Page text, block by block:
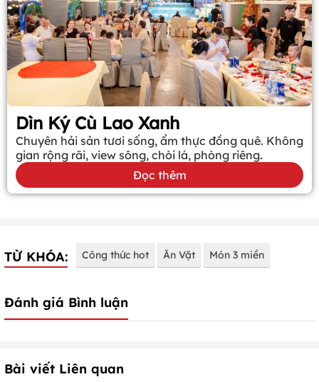
Dìn Ký Cù Lao Xanh
Chuyên hải sản tươi sống, ẩm thực đồng quê. Không
gian rộng rãi, view sông, chòi lá, phòng riêng.
Đọc thêm
TỪ KHÓA: Công thức hot Ăn Vặt Món 3 miền
Đánh giá Bình luận
Bài viết Liên quan